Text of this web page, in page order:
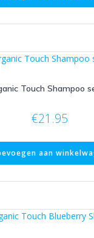
Touch Shampoo
€21.95
aan